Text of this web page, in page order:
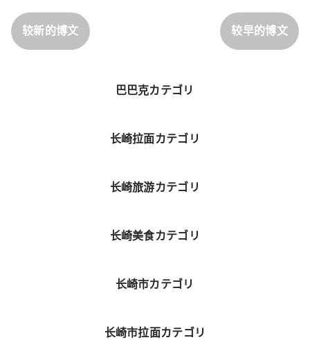
较新的博文 较早的博文
巴巴克カテゴリ
长崎拉面カテゴリ
长崎旅游カテゴリ
长崎美食カテゴリ
长崎市カテゴリ
长崎市拉面カテゴリ